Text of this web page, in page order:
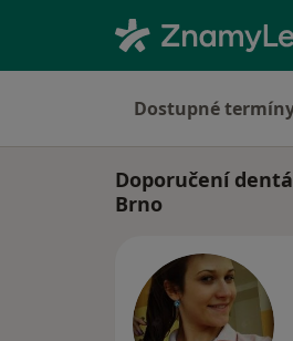
Dostupné
Doporučení
Brno